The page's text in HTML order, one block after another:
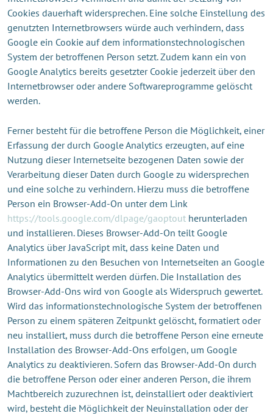
Cookies dauerhaft widersprechen. Eine solche Einstellung des
genutzten Internetbrowsers würde auch verhindern, dass
Google ein Cookie auf dem informationstechnologischen
System der betroffenen Person setzt. Zudem kann ein von
Google Analytics bereits gesetzter Cookie jederzeit über den
Internetbrowser oder andere Softwareprogramme gelöscht
werden.
Ferner besteht für die betroffene Person die Möglichkeit, einer
Erfassung der durch Google Analytics erzeugten, auf eine
Nutzung dieser Internetseite bezogenen Daten sowie der
Verarbeitung dieser Daten durch Google zu widersprechen
und eine solche zu verhindern. Hierzu muss die betroffene
Person ein Browser-Add-On unter dem Link
https://tools.google.com/dlpage/gaoptout herunterladen
und installieren. Dieses Browser-Add-On teilt Google
Analytics über JavaScript mit, dass keine Daten und
Informationen zu den Besuchen von Internetseiten an Google
Analytics übermittelt werden dürfen. Die Installation des
Browser-Add-Ons wird von Google als Widerspruch gewertet.
Wird das informationstechnologische System der betroffenen
Person zu einem späteren Zeitpunkt gelöscht, formatiert oder
neu installiert, muss durch die betroffene Person eine erneute
Installation des Browser-Add-Ons erfolgen, um Google
Analytics zu deaktivieren. Sofern das Browser-Add-On durch
die betroffene Person oder einer anderen Person, die ihrem
Machtbereich zuzurechnen ist, deinstalliert oder deaktiviert
wird, besteht die Möglichkeit der Neuinstallation oder der